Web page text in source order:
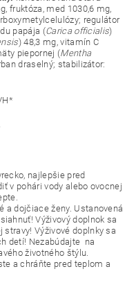
fruktóza, med 1030,6 mg,
regulátor
papája (Carica officialis)
) 48,3 mg, vitamín C
piepornej (Mentha
draselný; stabilizátor:
najlepšie pred
v pohári vody alebo ovocnej
a dojčiace ženy. Ustanovená
Výživový doplnok sa
Výživové doplnky sa
detí! Nezabúdajte na
životného štýlu.
a chráňte pred teplom a